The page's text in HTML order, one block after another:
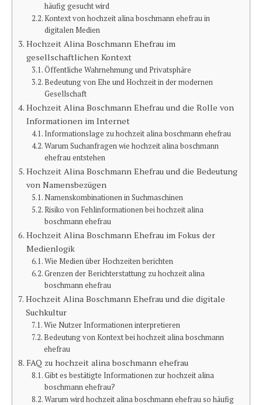
häufig gesucht wird
Kontext von hochzeit alina boschmann ehefrau in
digitalen Medien
Hochzeit Alina Boschmann Ehefrau im
gesellschaftlichen Kontext
Öffentliche Wahrnehmung und Privatsphäre
Bedeutung von Ehe und Hochzeit in der modernen
Gesellschaft
Hochzeit Alina Boschmann Ehefrau und die Rolle von
Informationen im Internet
Informationslage zu hochzeit alina boschmann ehefrau
Warum Suchanfragen wie hochzeit alina boschmann
ehefrau entstehen
Hochzeit Alina Boschmann Ehefrau und die Bedeutung
von Namensbezügen
Namenskombinationen in Suchmaschinen
Risiko von Fehlinformationen bei hochzeit alina
boschmann ehefrau
Hochzeit Alina Boschmann Ehefrau im Fokus der
Medienlogik
Wie Medien über Hochzeiten berichten
Grenzen der Berichterstattung zu hochzeit alina
boschmann ehefrau
Hochzeit Alina Boschmann Ehefrau und die digitale
Suchkultur
Wie Nutzer Informationen interpretieren
Bedeutung von Kontext bei hochzeit alina boschmann
ehefrau
FAQ zu hochzeit alina boschmann ehefrau
Gibt es bestätigte Informationen zur hochzeit alina
boschmann ehefrau?
Warum wird hochzeit alina boschmann ehefrau so häufig